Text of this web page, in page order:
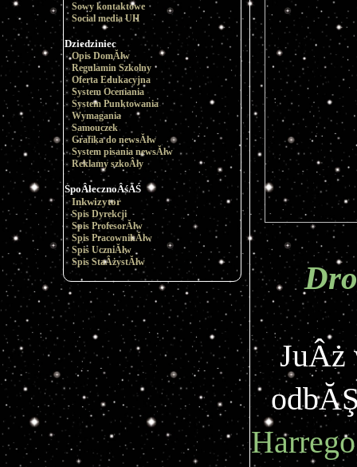
Sowy kontaktowe
Social media UH
Dziedziniec
Opis DomĂłw
Regulamin Szkolny
Oferta Edukacyjna
System Oceniania
System Punktowania
Wymagania
Samouczek
Grafika do newsĂłw
System pisania newsĂłw
Reklamy szkoÂły
SpoÂłecznoÂśĂŚ
Inkwizytor
Spis Dyrekcji
Spis ProfesorĂłw
Spis PracownikĂłw
Spis UczniĂłw
Spis StaÂżystĂłw
JuÂż